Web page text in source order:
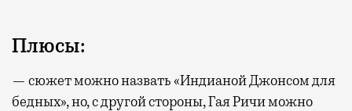
Плюсы:
— сюжет можно назвать «Индианой Джонсом для
бедных», но, с другой стороны, Гая Ричи можно